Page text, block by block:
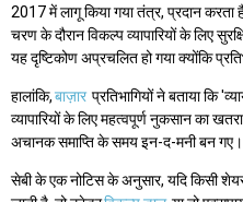
2017 में लागू किया गया तंत्र, प्रदान करता
चरण के दौरान विकल्प व्यापारियों के लिए
यह दृष्टिकोण अप्रचलित हो गया क्योंकि
हालांकि,बाज़ार प्रतिभागियों ने बताया कि
व्यापारियों के लिए महत्वपूर्ण नुकसान का
अचानक समाप्ति के समय इन-द-मनी बन गए।
सेबी के एक नोटिस के अनुसार, यदि किसी